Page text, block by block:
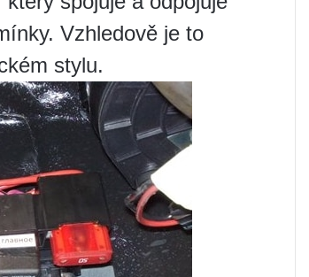
Vzhledově je to
stylu.